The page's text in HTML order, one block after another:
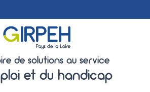
de solutions au service
et du handicap